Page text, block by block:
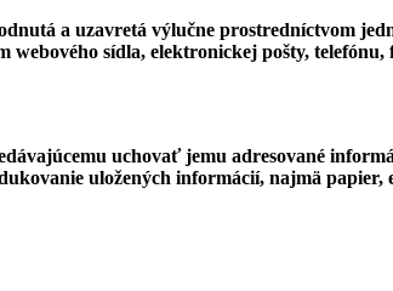
a uzavretá výlučne prostredníctvom
sídla, elektronickej pošty, telefónu,
uchovať jemu adresované
uložených informácií, najmä